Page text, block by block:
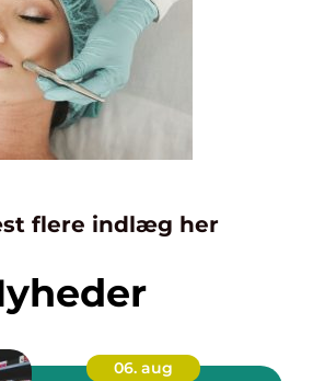
flere indlæg her
06. aug